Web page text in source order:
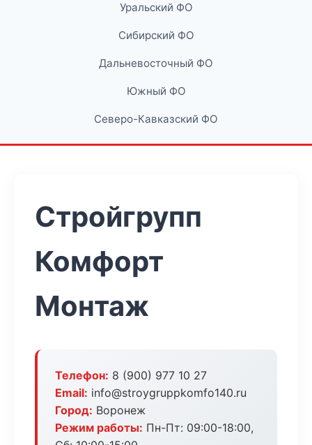
Уральский ФО
Сибирский ФО
Дальневосточный ФО
Южный ФО
Северо-Кавказский ФО
Стройгрупп
Комфорт
Монтаж
Телефон: 8 (900) 977 10 27
Email: info@stroygruppkomfo140.ru
Город: Воронеж
Режим работы: Пн-Пт: 09:00-18:00,